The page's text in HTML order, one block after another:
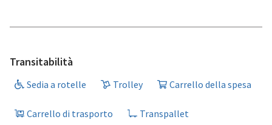
Transitabilità
Sedia a rotelle Trolley Carrello della spesa
Carrello di trasporto Transpallet